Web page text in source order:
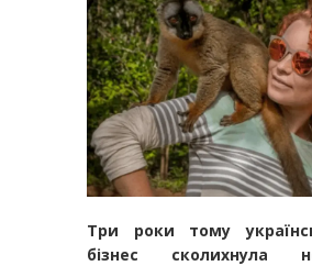
Три роки тому
бізнес сколихнула